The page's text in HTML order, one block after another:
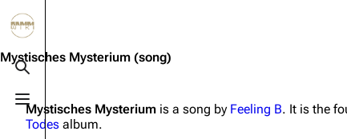
Toggle search
Toggle menu
3.4K
Navigation
Rammstein
Mystisches Mysterium (song)
Mystisches Mysterium is a song by Feeling B. It is the
Todes album.